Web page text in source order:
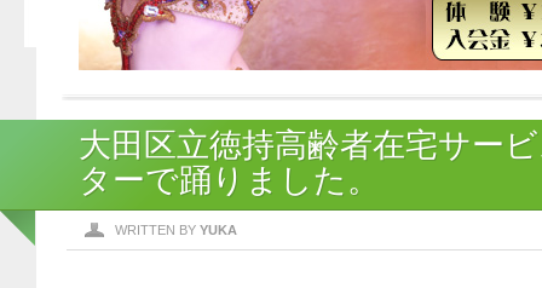
大田区立徳持高齢者在宅サー
ターで踊りました。
WRITTEN BY YUKA